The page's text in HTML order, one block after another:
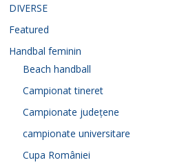
DIVERSE
Featured
Handbal feminin
Beach handball
Campionat tineret
Campionate județene
campionate universitare
Cupa României